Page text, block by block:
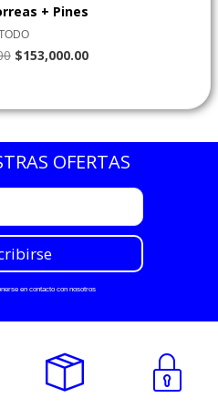
+ Pines
$153,000.00
OFERTAS
en contacto con nosotros